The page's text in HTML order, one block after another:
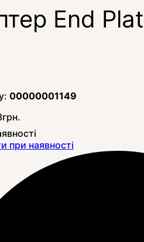
End
00000001149
грн.
при наявності